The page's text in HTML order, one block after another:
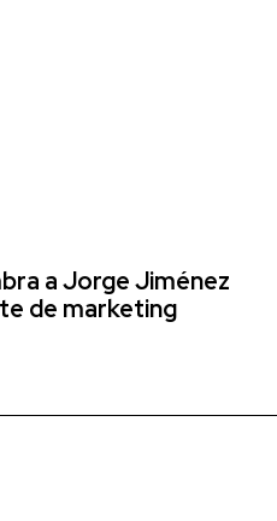
a Jorge Jiménez
de marketing